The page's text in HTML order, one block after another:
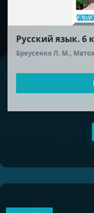
Русский язык. 6
Бреусенко Л. М.,